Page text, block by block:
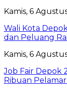
Kamis, 6
Wali Kota
dan Peluang
Kamis, 6
Job Fair Depok
Ribuan